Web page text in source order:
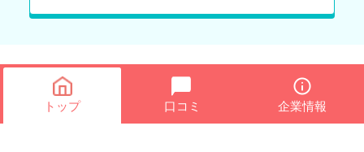
トップ 口コミ 企業情報